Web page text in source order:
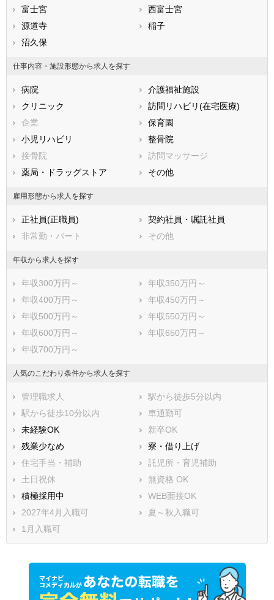
静岡県
滋賀県
兵庫県
香川県
高知県
福岡県
長崎県
熊本県
鹿児島県
富士宮
西富士宮
源道寺
稲子
沼久保
仕事内容・施設形態から求人を探す
病院
介護福祉施設
クリニック
訪問リハビリ(在宅医療)
企業
保育園
小児リハビリ
整骨院
接骨院
訪問マッサージ
薬局・ドラッグストア
その他
雇用形態から求人を探す
正社員(正職員)
契約社員・嘱託社員
非常勤・パート
その他
年収から求人を探す
年収300万円～
年収350万円～
年収400万円～
年収450万円～
年収500万円～
年収550万円～
年収600万円～
年収650万円～
年収700万円～
人気のこだわり条件から求人を探す
管理職求人
駅から徒歩5分以内
駅から徒歩10分以内
車通勤可
未経験OK
新卒OK
残業少なめ
寮・借り上げ
住宅手当・補助
託児所・育児補助
土日祝休
無資格 OK
積極採用中
WEB面接OK
2027年4月入職可
夏～秋入職可
1月入職可